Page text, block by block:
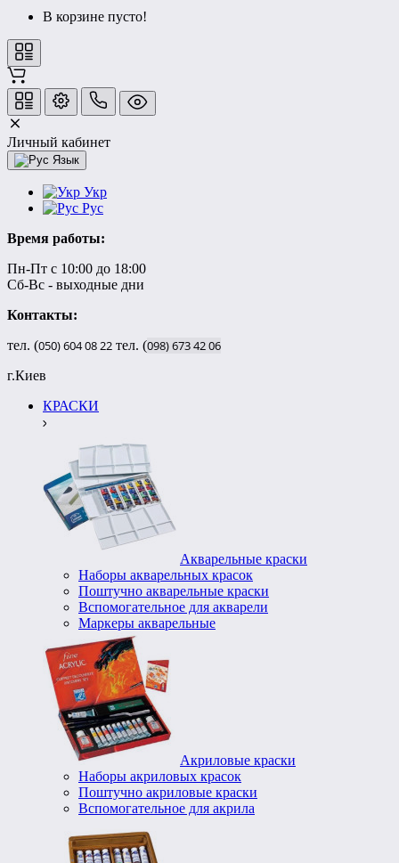
В корзине пусто!
Личный кабинет
Язык
Укр
Рус
Время работы:
Пн-Пт с 10:00 до 18:00
Сб-Вс - выходные дни
Контакты:
тел. (050)6040822 тел. (098)6734206
г.Киев
КРАСКИ
Акварельные краски
Наборы акварельных красок
Поштучно акварельные краски
Вспомогательное для акварели
Маркеры акварельные
Акриловые краски
Наборы акриловых красок
Поштучно акриловые краски
Вспомогательное для акрила